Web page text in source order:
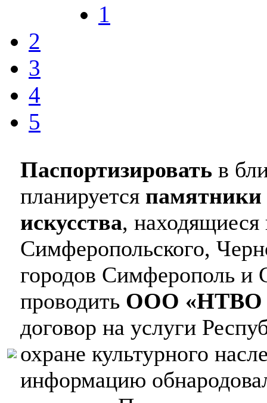
1
2
3
4
5
Паспортизировать в
планируется памятники
искусства, находящиеся
Симферопольского,
городов Симферополь и
проводить ООО «НТВО
договор на услуги
охране культурного
информацию